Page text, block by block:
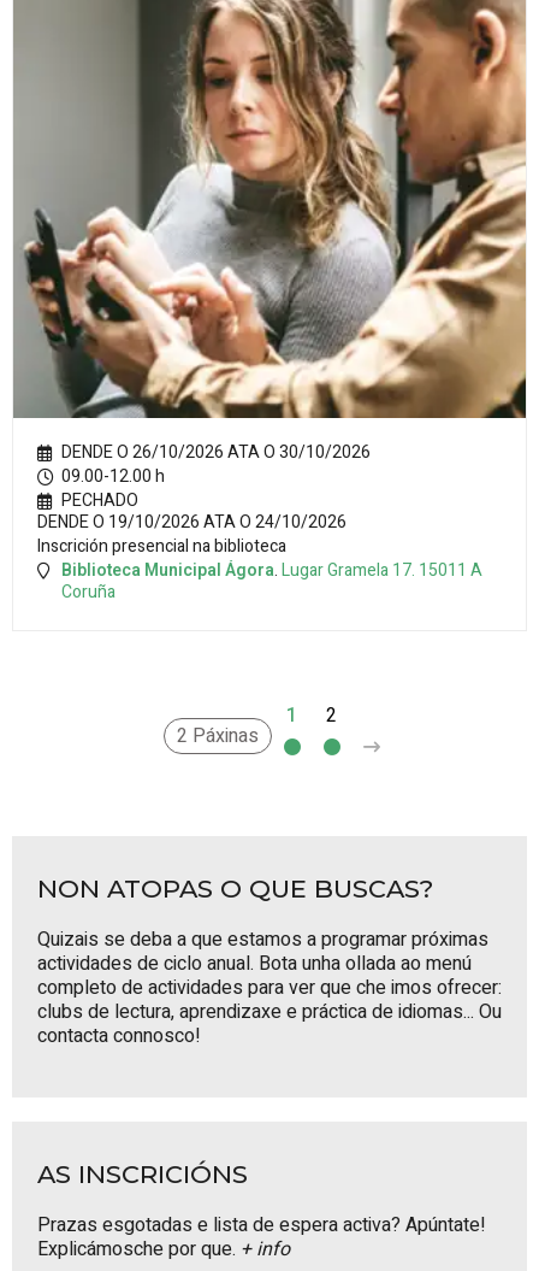
DENDE O 26/10/2026 ATA O 30/10/2026
09.00-12.00 h
PECHADO
DENDE O 19/10/2026 ATA O 24/10/2026
Inscrición presencial na biblioteca
Biblioteca Municipal Ágora.Lugar Gramela 17. 15011 A
Coruña
2 Páxinas
1 2
NON ATOPAS O QUE BUSCAS?
Quizais se deba a que estamos a programar próximas
actividades de ciclo anual. Bota unha ollada aomenú
completo de actividades para ver que che imos ofrecer:
clubs de lectura, aprendizaxe e práctica de idiomas... Ou
contacta connosco!
AS INSCRICIÓNS
Prazas esgotadas e lista de espera activa? Apúntate!
Explicámosche por que. + info